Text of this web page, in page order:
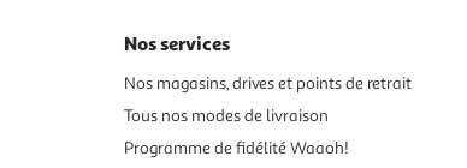
Nos services
Nos magasins, drives et points de retrait
Tous nos modes de livraison
Programme de fidélité Waaoh!